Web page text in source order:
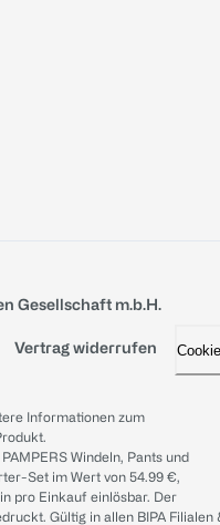
Gesellschaft m.b.H.
Vertrag widerrufen
Informationen zum
Windeln, Pants und
Set im Wert von 54.99 €,
pro Einkauf einlösbar. Der
Gültig in allen BIPA Filialen